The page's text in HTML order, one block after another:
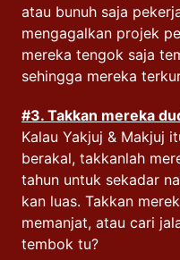
atau bunuh saja
mengagalkan projek
mereka tengok saja
sehingga mereka
#3. Takkan mereka
Kalau Yakjuj & Makjuj
berakal, takkanlah
tahun untuk sekadar
kan luas. Takkan
memanjat, atau cari
tembok tu?